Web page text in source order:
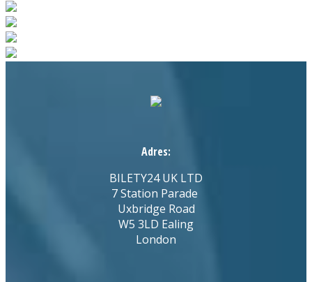
Adres:
BILETY24 UK LTD
7 Station Parade
Uxbridge Road
W5 3LD Ealing
London